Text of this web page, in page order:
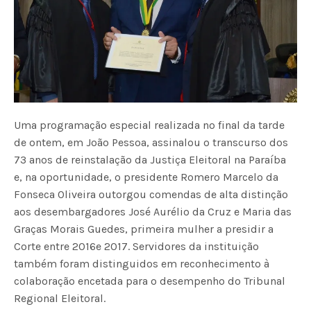
Uma programação especial realizada no final da tarde
de ontem, em João Pessoa, assinalou o transcurso dos
73 anos de reinstalação da Justiça Eleitoral na Paraíba
e, na oportunidade, o presidente Romero Marcelo da
Fonseca Oliveira outorgou comendas de alta distinção
aos desembargadores José Aurélio da Cruz e Maria das
Graças Morais Guedes, primeira mulher a presidir a
Corte entre 2016e 2017. Servidores da instituição
também foram distinguidos em reconhecimento à
colaboração encetada para o desempenho do Tribunal
Regional Eleitoral.